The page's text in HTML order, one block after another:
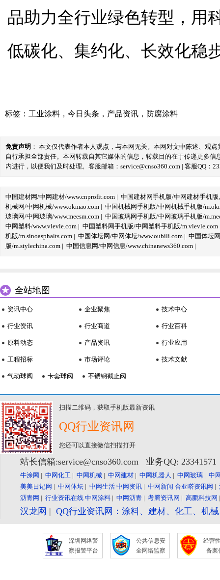
品助力全行业绿色转型，用
低碳化、集约化、长效化稳
标签： 工业涂料 ， 今日头条 ， 产品资讯 ， 防腐涂料
免责声明 ： 本文仅代表作者本人观点，与本网无关。本网对文中陈述、观
自行承担全部责任。本网转载自其它媒体的信息，转载目的在于传递更多
内进行，以便我们及时处理。客服邮箱：service@cnso360.com | 客服QQ：
中国建材网/中网建材/www.cnprofit.com | 中国建材网手机版/中网建材手机版
机械网/中网机械/www.okmao.com | 中国机械网手机版/中网机械手机版/
玻璃网/中网玻璃/www.meesm.com | 中国玻璃网手机版/中网玻璃手机版/
中网塑料/www.vlevle.com | 中国塑料网手机版/中网塑料手机版/m.vlevle.com
机版/m.sinoasphalts.com | 中国体坛网/中网体坛/www.oubili.com | 中国体坛
版/m.stylechina.com | 中国信息网/中网信息/www.chinanews360.com |
全站地图
资讯中心
行业资讯
原料动态
工程招标
企业聚焦
行业商道
产品资讯
市场评论
技术中心
行业百科
行业应用
技术文献
气动球阀 卡套球阀 不锈钢截止阀
扫描二维码，获取手机版最新资讯
QQ行业资讯网
您还可以直接微信扫描打开
站长信箱:service@cnso360.com 业务QQ:
牛涂网 | 中网化工 | 中网机械 | 中网建材 | 中网机器人 | 中网玻璃 | 中
美美日记网 | 中网体坛 | 中网生活 中网资讯 | 中网新闻 合亚嗒资讯网 |
沥青网 | 行业资讯在线 中网涂料 | 中网沥青 | 考腾资讯网 | 高鹏科技网
汉龙网 | QQ行业资讯网：涂料、建材、化工、机
深圳网络警
察报警平台
公共信息安
全网络监察
经营
备案